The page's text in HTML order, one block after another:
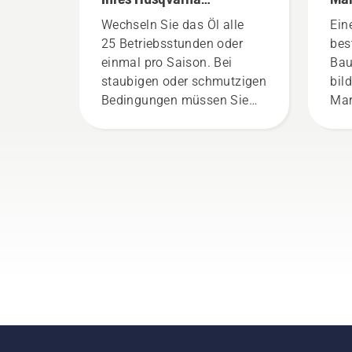
Rasenmähers
Wechseln Sie das Öl alle
25 Betriebsstunden oder
einmal pro Saison. Bei
staubigen oder schmutzigen
Bedingungen müssen Sie